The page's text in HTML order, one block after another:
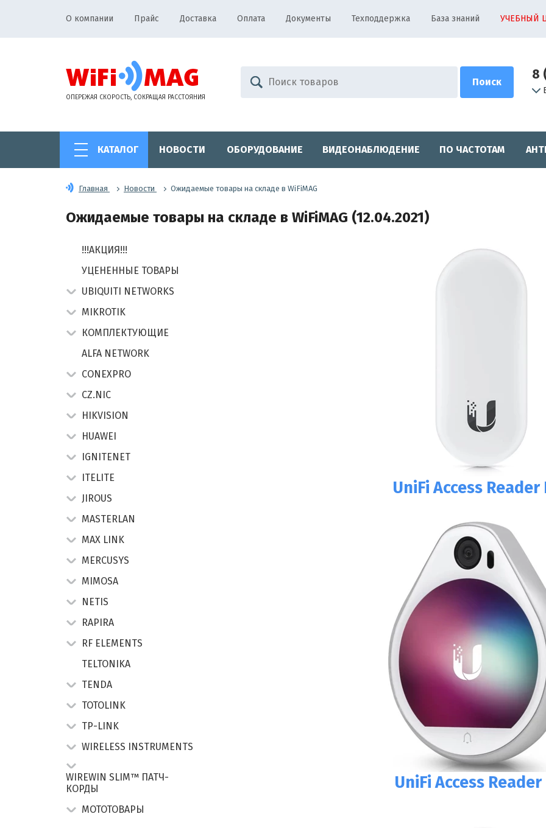
О компании Прайс Доставка Оплата Документы Техподдержка База знаний УЧЕБНЫЙ
ОПЕРЕЖАЯ СКОРОСТЬ, СОКРАЩАЯ РАССТОЯНИЯ
8
КАТАЛОГ НОВОСТИ ОБОРУДОВАНИЕ ВИДЕОНАБЛЮДЕНИЕ ПО ЧАСТОТАМ
Главная Новости Ожидаемые товары на складе в WiFiMAG
Ожидаемые товары на складе в WiFiMAG (12.04.2021)
UniFi Access
UniFi Access Reader
!!!АКЦИЯ!!!
УЦЕНЕННЫЕ ТОВАРЫ
UBIQUITI NETWORKS
MIKROTIK
КОМПЛЕКТУЮЩИЕ
ALFA NETWORK
CONEXPRO
CZ.NIC
HIKVISION
HUAWEI
IGNITENET
ITELITE
JIROUS
MASTERLAN
MAX LINK
MERCUSYS
MIMOSA
NETIS
RAPIRA
RF ELEMENTS
TELTONIKA
TENDA
TOTOLINK
TP-LINK
WIRELESS INSTRUMENTS
WIREWIN SLIM™ ПАТЧ-
КОРДЫ
МОТОТОВАРЫ